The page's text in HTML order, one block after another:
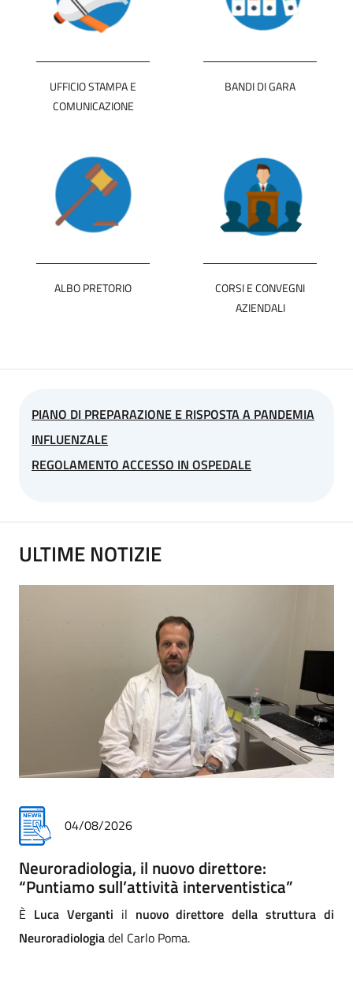
UFFICIO STAMPA E
COMUNICAZIONE
BANDI DI GARA
ALBO PRETORIO
CORSI E CONVEGNI
AZIENDALI
PIANO DI PREPARAZIONE E RISPOSTA A PANDEMIA
INFLUENZALE
REGOLAMENTO ACCESSO IN OSPEDALE
ULTIME NOTIZIE
31/07/2026
Addio commosso all'infermiere Matteo
Paccini
Addio commosso di Asst a Matteo Paccini, infermiere
professionale della Cra (comunità riabilitativa ad alta